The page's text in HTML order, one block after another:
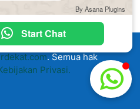
. Semua hak
Privasi.
By Asana Plugins
Start Chat